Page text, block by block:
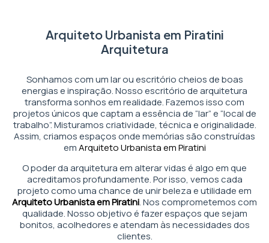
Arquiteto Urbanista em Piratini
Arquitetura
Sonhamos com um lar ou escritório cheios de boas
energias e inspiração. Nosso escritório de arquitetura
transforma sonhos em realidade. Fazemos isso com
projetos únicos que captam a essência de “lar” e “local de
trabalho”. Misturamos criatividade, técnica e originalidade.
Assim, criamos espaços onde memórias são construídas
emArquiteto Urbanista em Piratini
O poder da arquitetura em alterar vidas é algo em que
acreditamos profundamente. Por isso, vemos cada
projeto como uma chance de unir beleza e utilidade em
Arquiteto Urbanista em Piratini. Nos comprometemos com
qualidade. Nosso objetivo é fazer espaços que sejam
bonitos, acolhedores e atendam às necessidades dos
clientes.